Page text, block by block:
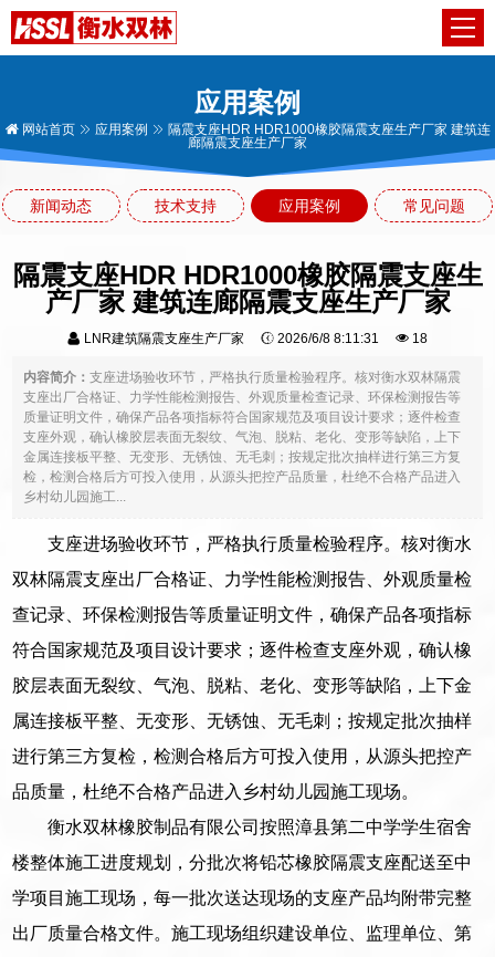
应用案例
网站首页 应用案例
隔震支座HDR HDR1000橡胶隔震支座生产厂家 建筑连
廊隔震支座生产厂家
新闻动态 技术支持 应用案例 常见问题
隔震支座HDR HDR1000橡胶隔震支座生
产厂家 建筑连廊隔震支座生产厂家
LNR建筑隔震支座生产厂家 2026/6/8 8:11:31 18
内容简介：支座进场验收环节，严格执行质量检验程序。核对衡水双林隔震
支座出厂合格证、力学性能检测报告、外观质量检查记录、环保检测报告等
质量证明文件，确保产品各项指标符合国家规范及项目设计要求；逐件检查
支座外观，确认橡胶层表面无裂纹、气泡、脱粘、老化、变形等缺陷，上下
金属连接板平整、无变形、无锈蚀、无毛刺；按规定批次抽样进行第三方复
检，检测合格后方可投入使用，从源头把控产品质量，杜绝不合格产品进入
乡村幼儿园施工...
支座进场验收环节，严格执行质量检验程序。核对衡水
双林隔震支座出厂合格证、力学性能检测报告、外观质量检
查记录、环保检测报告等质量证明文件，确保产品各项指标
符合国家规范及项目设计要求；逐件检查支座外观，确认橡
胶层表面无裂纹、气泡、脱粘、老化、变形等缺陷，上下金
属连接板平整、无变形、无锈蚀、无毛刺；按规定批次抽样
进行第三方复检，检测合格后方可投入使用，从源头把控产
品质量，杜绝不合格产品进入乡村幼儿园施工现场。
衡水双林橡胶制品有限公司按照漳县第二中学学生宿舍
楼整体施工进度规划，分批次将铅芯橡胶隔震支座配送至中
学项目施工现场，每一批次送达现场的支座产品均附带完整
出厂质量合格文件。施工现场组织建设单位、监理单位、第